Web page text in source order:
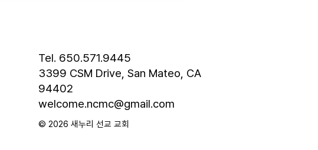
사항은 가정교회
Tel. 650.571.9445
3399 CSM Drive, San Mateo, CA
94402
welcome.ncmc@gmail.com
© 2026 새누리 선교 교회